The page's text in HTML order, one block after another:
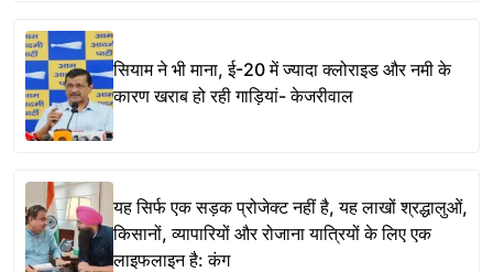
सियाम ने भी माना, ई-20 में ज्यादा क्लोराइड और नमी के
कारण खराब हो रही गाड़ियां- केजरीवाल
यह सिर्फ एक सड़क प्रोजेक्ट नहीं है, यह लाखों श्रद्धालुओं,
किसानों, व्यापारियों और रोजाना यात्रियों के लिए एक
लाइफलाइन है: कंग